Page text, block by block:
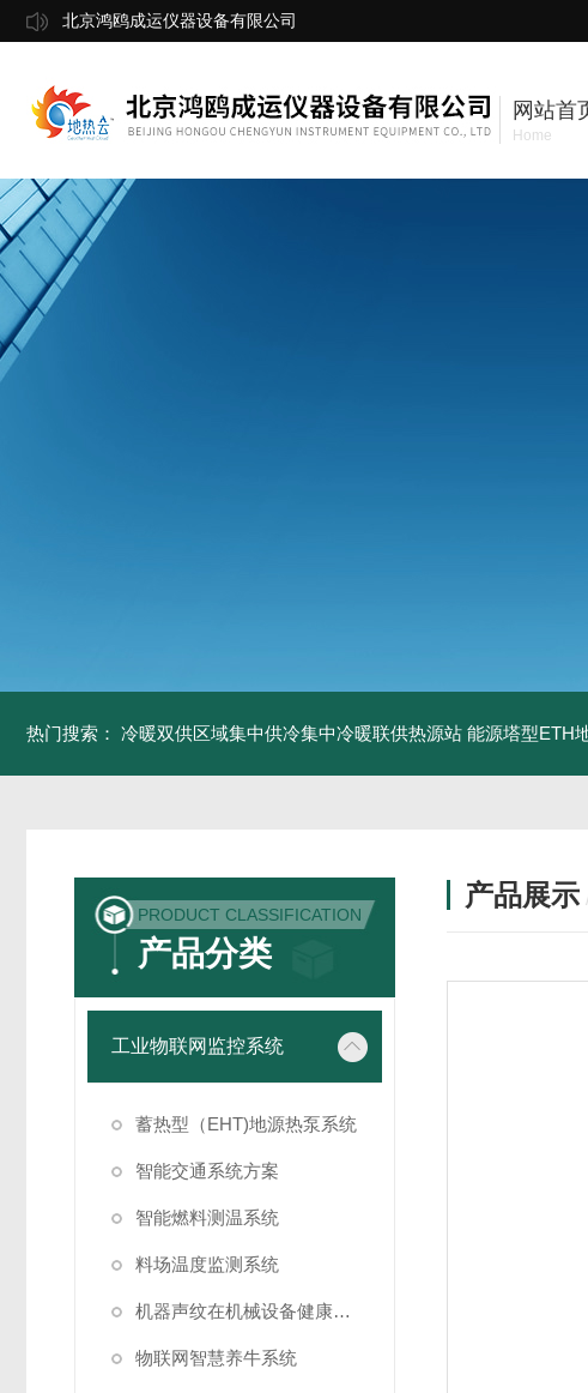
北京鸿鸥成运仪器设备有限公司
网站首
Home
热门搜索： 冷暖双供区域集中供冷集中冷暖联供热源站 能源塔型ETH
PRODUCT CLASSIFICATION
产品分类
工业物联网监控系统
蓄热型（EHT)地源热泵系统
智能交通系统方案
智能燃料测温系统
料场温度监测系统
机器声纹在机械设备健康状态监测中的应用
物联网智慧养牛系统
产品展示